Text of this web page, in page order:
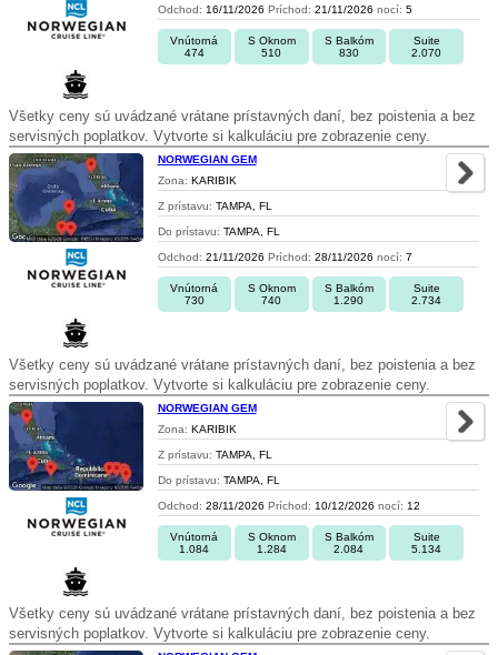
Odchod: 16/11/2026 Príchod: 21/11/2026 nocí: 5
Vnútorná
474
S Oknom
510
S Balkóm
830
Suite
2.070
Všetky ceny sú uvádzané vrátane prístavných daní, bez poistenia a bez
servisných poplatkov. Vytvorte si kalkuláciu pre zobrazenie ceny.
NORWEGIAN GEM
Zona: KARIBIK
Z prístavu: TAMPA, FL
Do prístavu: TAMPA, FL
Odchod: 21/11/2026 Príchod: 28/11/2026 nocí: 7
Vnútorná
730
S Oknom
740
S Balkóm
1.290
Suite
2.734
Všetky ceny sú uvádzané vrátane prístavných daní, bez poistenia a bez
servisných poplatkov. Vytvorte si kalkuláciu pre zobrazenie ceny.
NORWEGIAN GEM
Zona: KARIBIK
Z prístavu: TAMPA, FL
Do prístavu: TAMPA, FL
Odchod: 28/11/2026 Príchod: 10/12/2026 nocí: 12
Vnútorná
1.084
S Oknom
1.284
S Balkóm
2.084
Suite
5.134
Všetky ceny sú uvádzané vrátane prístavných daní, bez poistenia a bez
servisných poplatkov. Vytvorte si kalkuláciu pre zobrazenie ceny.